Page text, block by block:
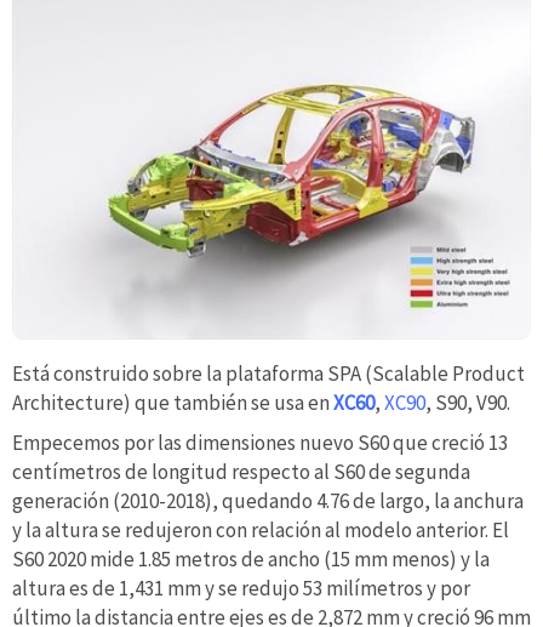
Está construido sobre la plataforma SPA (Scalable Product
Architecture) que también se usa enXC60,XC90, S90, V90.
Empecemos por las dimensiones nuevo S60 que creció 13
centímetros de longitud respecto al S60 de segunda
generación (2010-2018), quedando 4.76 de largo, la anchura
y la altura se redujeron con relación al modelo anterior. El
S60 2020 mide 1.85 metros de ancho (15 mm menos) y la
altura es de 1,431 mm y se redujo 53 milímetros y por
último la distancia entre ejes es de 2,872 mm y creció 96 mm